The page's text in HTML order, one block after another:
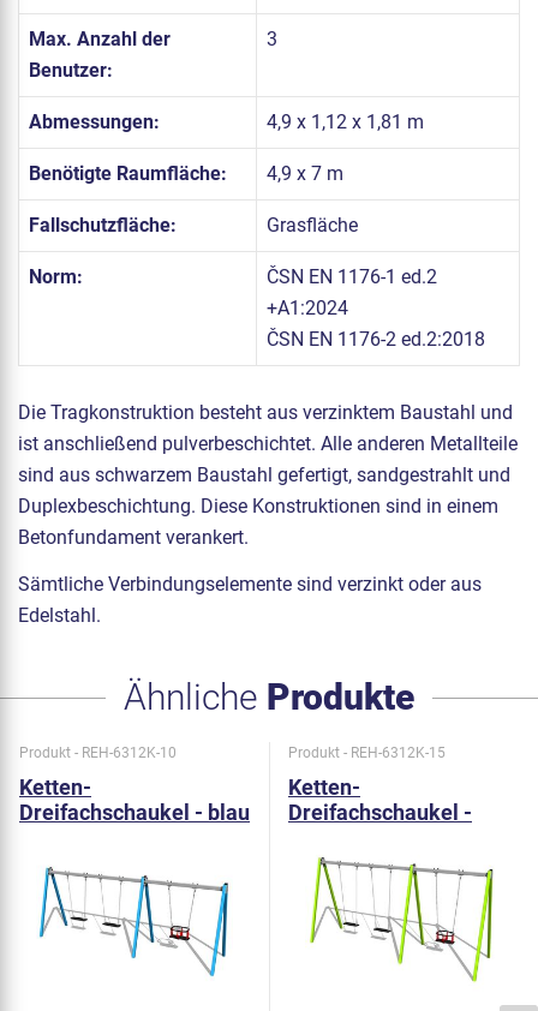
Max. Anzahl der
Benutzer:
3
Abmessungen: 4,9 x 1,12 x 1,81 m
Benötigte Raumfläche: 4,9 x 7 m
Fallschutzfläche: Grasfläche
Norm:
ČSN EN 1176-1 ed.2
+A1:2024
ČSN EN 1176-2 ed.2:2018
Die Tragkonstruktion besteht aus verzinktem Baustahl und
ist anschließend pulverbeschichtet. Alle anderen Metallteile
sind aus schwarzem Baustahl gefertigt, sandgestrahlt und
Duplexbeschichtung. Diese Konstruktionen sind in einem
Betonfundament verankert.
Sämtliche Verbindungselemente sind verzinkt oder aus
Edelstahl.
Ähnliche Produkte
Produkt - REH-6312K-10
Ketten-
Dreifachschaukel - blau
Produkt - REH-6312K-15
Ketten-
Dreifachschaukel -